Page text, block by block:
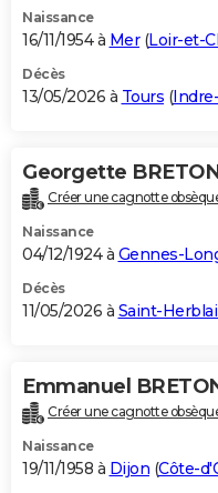
Naissance
16/11/1954 à Mer(Loir-et-
Décès
13/05/2026 à Tours (
Georgette
Créer une cagnotte
Naissance
04/12/1924 à Gennes-
Décès
11/05/2026 à Saint-
Emmanuel
Créer une cagnotte
Naissance
19/11/1958 à Dijon (Côte-